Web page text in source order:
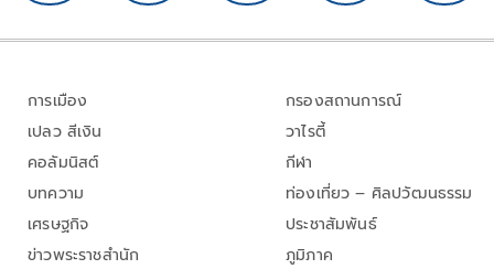
การเมือง
เปลว สีเงิน
คอลัมนิสต์
บทความ
เศรษฐกิจ
ข่าวพระราชสำนัก
กรองสถานการณ์
วาไรตี้
กีฬา
ท่องเที่ยว – ศิลปวัฒนธรรม
ประชาสัมพันธ์
ภูมิภาค